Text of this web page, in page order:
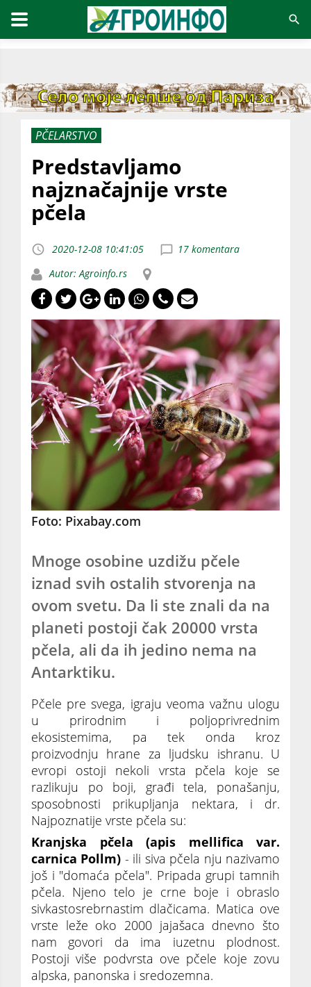
PČELARSTVO
Predstavljamo
najznačajnije vrste
pčela
2020-12-08 10:41:05
17 komentara
Autor: Agroinfo.rs
Foto: Pixabay.com
Mnoge osobine uzdižu pčele
iznad svih ostalih stvorenja na
ovom svetu. Da li ste znali da na
planeti postoji čak 20000 vrsta
pčela, ali da ih jedino nema na
Antarktiku.
Pčele pre svega, igraju veoma važnu ulogu
u prirodnim i poljoprivrednim
ekosistemima, pa tek onda kroz
proizvodnju hrane za ljudsku ishranu. U
evropi ostoji nekoli vrsta pčela koje se
razlikuju po boji, građi tela, ponašanju,
sposobnosti prikupljanja nektara, i dr.
Najpoznatije vrste pčela su:
Kranjska pčela (apis mellifica var.
carnica Pollm) - ili siva pčela nju nazivamo
još i "domaća pčela". Pripada grupi tamnih
pčela. Njeno telo je crne boje i obraslo
sivkastosrebrnastim dlačicama. Matica ove
vrste leže oko 2000 jajašaca dnevno što
nam govori da ima iuzetnu plodnost.
Postoji više podvrsta ove pčele koje zovu
alpska, panonska i sredozemna.